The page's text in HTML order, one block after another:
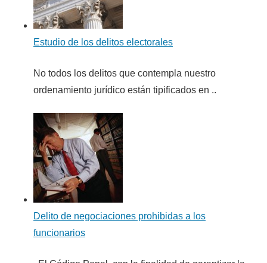
Estudio de los delitos electorales
No todos los delitos que contempla nuestro
ordenamiento jurídico están tipificados en ..
Delito de negociaciones prohibidas a los
funcionarios